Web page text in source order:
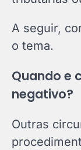
A seguir,
o tema.
Quando e
negativo?
Outras